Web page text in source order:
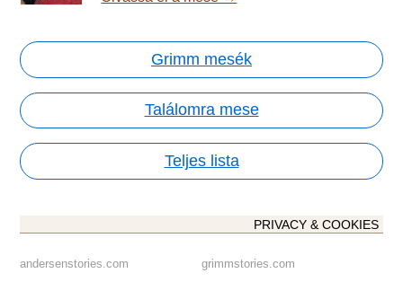
Grimm mesék
Találomra mese
Teljes lista
PRIVACY & COOKIES
andersenstories.com
grimmstories.com